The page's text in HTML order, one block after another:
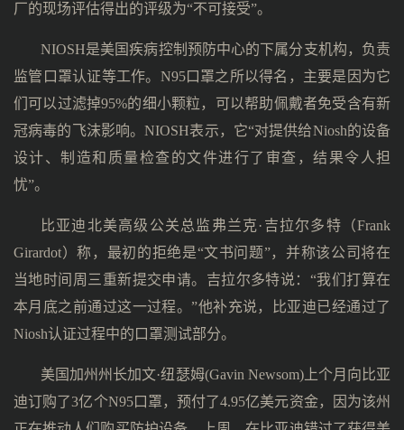
厂的现场评估得出的评级为“不可接受”。
NIOSH是美国疾病控制预防中心的下属分支机构，负责
监管口罩认证等工作。N95口罩之所以得名，主要是因为它
们可以过滤掉95%的细小颗粒，可以帮助佩戴者免受含有新
冠病毒的飞沫影响。NIOSH表示，它“对提供给Niosh的设备
设计、制造和质量检查的文件进行了审查，结果令人担
忧”。
比亚迪北美高级公关总监弗兰克·吉拉尔多特（Frank
Girardot）称，最初的拒绝是“文书问题”，并称该公司将在
当地时间周三重新提交申请。吉拉尔多特说：“我们打算在
本月底之前通过这一过程。”他补充说，比亚迪已经通过了
Niosh认证过程中的口罩测试部分。
美国加州州长加文·纽瑟姆(Gavin Newsom)上个月向比亚
迪订购了3亿个N95口罩，预付了4.95亿美元资金，因为该州